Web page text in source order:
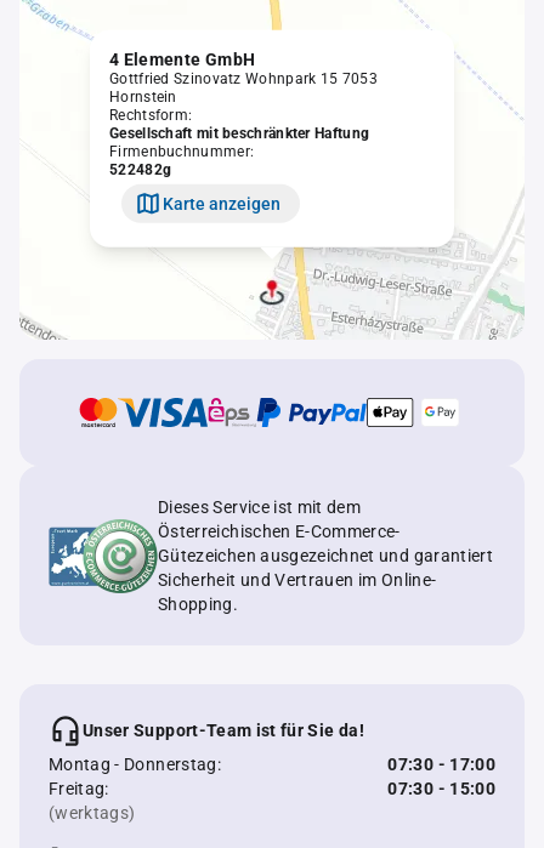
4 Elemente GmbH
Gottfried Szinovatz Wohnpark 15 7053
Hornstein
Rechtsform:
Gesellschaft mit beschränkter Haftung
Firmenbuchnummer:
522482g
Karte anzeigen
Dieses Service ist mit dem
Österreichischen E-Commerce-
Gütezeichen ausgezeichnet und garantiert
Sicherheit und Vertrauen im Online-
Shopping.
Unser Support-Team ist für Sie da!
Montag - Donnerstag:
07:30 - 17:00
Freitag:
07:30 - 15:00
(werktags)